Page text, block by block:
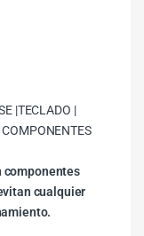
|TECLADO |
componentes
cualquier